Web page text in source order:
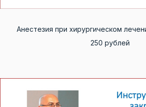
Анестезия при хирургическом
250 рублей